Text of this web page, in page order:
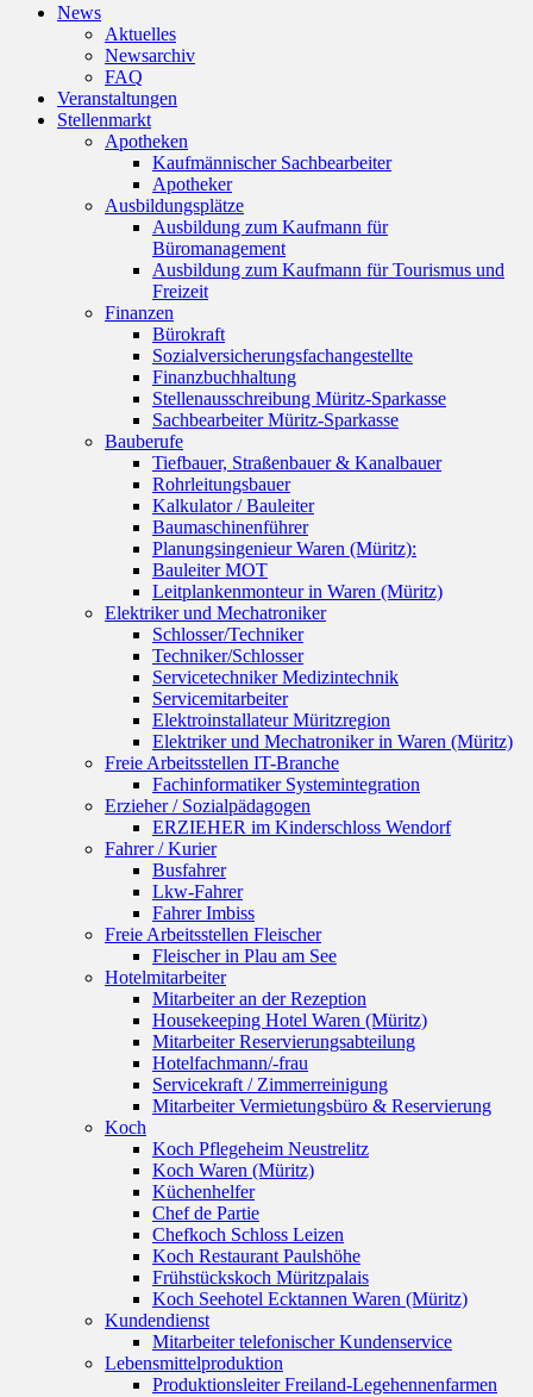
News
Aktuelles
Newsarchiv
FAQ
Veranstaltungen
Stellenmarkt
Apotheken
Kaufmännischer Sachbearbeiter
Apotheker
Ausbildungsplätze
Ausbildung zum Kaufmann für
Büromanagement
Ausbildung zum Kaufmann für Tourismus und
Freizeit
Finanzen
Bürokraft
Sozialversicherungsfachangestellte
Finanzbuchhaltung
Stellenausschreibung Müritz-Sparkasse
Sachbearbeiter Müritz-Sparkasse
Bauberufe
Tiefbauer, Straßenbauer & Kanalbauer
Rohrleitungsbauer
Kalkulator / Bauleiter
Baumaschinenführer
Planungsingenieur Waren (Müritz):
Bauleiter MOT
Leitplankenmonteur in Waren (Müritz)
Elektriker und Mechatroniker
Schlosser/Techniker
Techniker/Schlosser
Servicetechniker Medizintechnik
Servicemitarbeiter
Elektroinstallateur Müritzregion
Elektriker und Mechatroniker in Waren (Müritz)
Freie Arbeitsstellen IT-Branche
Fachinformatiker Systemintegration
Erzieher / Sozialpädagogen
ERZIEHER im Kinderschloss Wendorf
Fahrer / Kurier
Busfahrer
Lkw-Fahrer
Fahrer Imbiss
Freie Arbeitsstellen Fleischer
Fleischer in Plau am See
Hotelmitarbeiter
Mitarbeiter an der Rezeption
Housekeeping Hotel Waren (Müritz)
Mitarbeiter Reservierungsabteilung
Hotelfachmann/-frau
Servicekraft / Zimmerreinigung
Mitarbeiter Vermietungsbüro & Reservierung
Koch
Koch Pflegeheim Neustrelitz
Koch Waren (Müritz)
Küchenhelfer
Chef de Partie
Chefkoch Schloss Leizen
Koch Restaurant Paulshöhe
Frühstückskoch Müritzpalais
Koch Seehotel Ecktannen Waren (Müritz)
Kundendienst
Mitarbeiter telefonischer Kundenservice
Lebensmittelproduktion
Produktionsleiter Freiland-Legehennenfarmen